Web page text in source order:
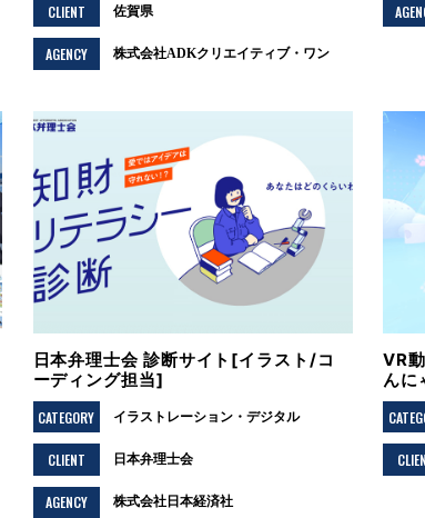
CLIENT 佐賀県
AGENCY 株式会社ADKクリエイティブ・ワン
日本弁理士会 診断サイト[イラスト/コ
ーディング担当]
CATEGORY イラストレーション デジタル
CLIENT 日本弁理士会
AGENCY 株式会社日本経済社
VR
んに